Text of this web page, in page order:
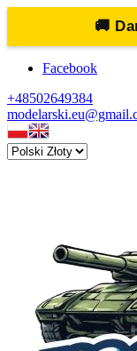
🚚
Facebook
+48502649384